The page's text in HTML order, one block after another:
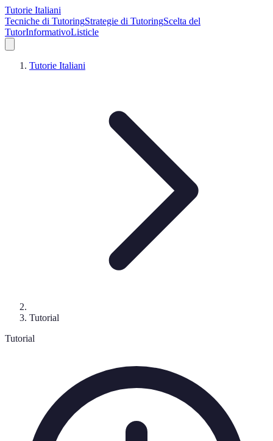
Tutorie Italiani
Tecniche di TutoringStrategie di TutoringScelta del
TutorInformativoListicle
Tutorie Italiani
Tutorial
Tutorial